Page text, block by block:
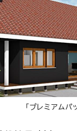
「プレミアムパ